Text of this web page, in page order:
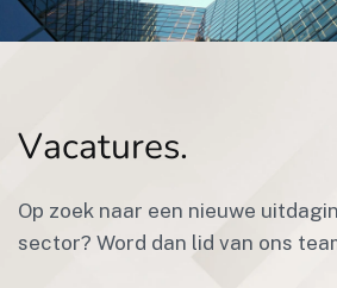
Vacatures.
Op zoek naar een nieuwe
sector? Word dan lid van ons